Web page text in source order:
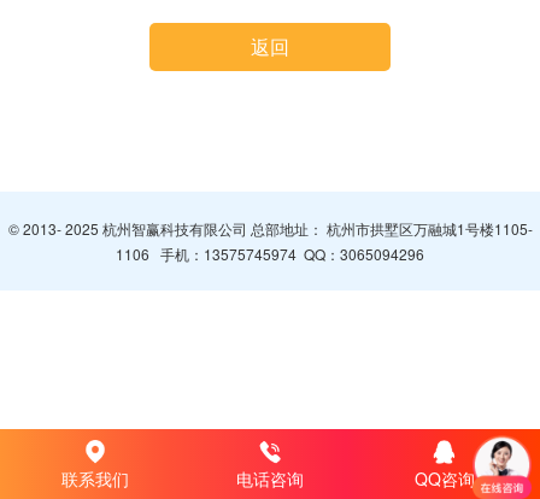
返回
© 2013- 2025 杭州智赢科技有限公司 总部地址： 杭州市拱墅区万融城1号楼1105-
1106 手机： 13575745974 QQ： 3065094296
联系我们 电话咨询 QQ咨询